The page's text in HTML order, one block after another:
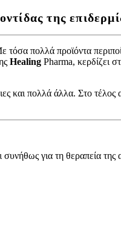
της
πολλά προϊόντα
Healing Pharma, κερδίζει
και πολλά άλλα. Στο τέλος
για τη θεραπεία